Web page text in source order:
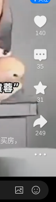
房，
140
35
31
249